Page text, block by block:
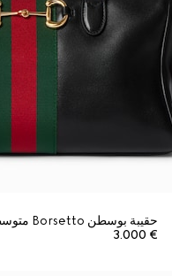
حقيبة بوسطن Borsetto متوسطة الحجم
€ 3.000